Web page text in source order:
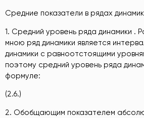
Средние показатели в рядах
1. Средний уровень ряда динамики .
мною ряд динамики является
динамики с равноотстоящими
поэтому средний уровень ряда
формуле:
(2.6.)
2. Обобщающим показателем